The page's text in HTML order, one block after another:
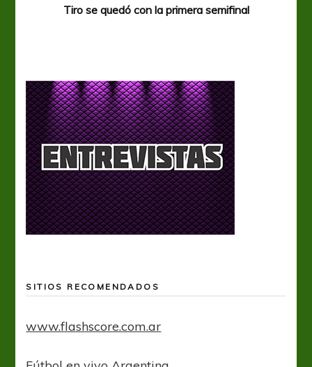
Tiro se quedó con la primera semifinal
SITIOS RECOMENDADOS
www.flashscore.com.ar